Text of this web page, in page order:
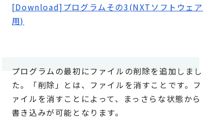
[Download]プログラムその3(NXTソフトウェア
用)
プログラムの最初にファイルの削除を追加しまし
た。「削除」とは、ファイルを消すことです。フ
ァイルを消すことによって、まっさらな状態から
書き込みが可能となります。